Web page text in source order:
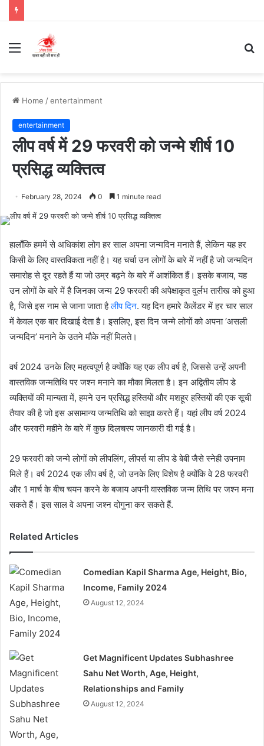
Menu
Home /entertainment
entertainment
लीप वर्ष में 29 फरवरी को जन्मे शीर्ष 10
प्रसिद्ध व्यक्तित्व
February 28, 2024 0 1 minute read
हालाँकि हममें से अधिकांश लोग हर साल अपना जन्मदिन मनाते हैं, लेकिन यह हर
किसी के लिए वास्तविकता नहीं है। यह चर्चा उन लोगों के बारे में नहीं है जो जन्मदिन
समारोह से दूर रहते हैं या जो उम्र बढ़ने के बारे में आशंकित हैं। इसके बजाय, यह
उन लोगों के बारे में है जिनका जन्म 29 फरवरी की अपेक्षाकृत दुर्लभ तारीख को हुआ
है, जिसे इस नाम से जाना जाता हैलीप दिन. यह दिन हमारे कैलेंडर में हर चार साल
में केवल एक बार दिखाई देता है। इसलिए, इस दिन जन्मे लोगों को अपना ‘असली
जन्मदिन’ मनाने के उतने मौके नहीं मिलते।
वर्ष 2024 उनके लिए महत्वपूर्ण है क्योंकि यह एक लीप वर्ष है, जिससे उन्हें अपनी
वास्तविक जन्मतिथि पर जश्न मनाने का मौका मिलता है। इन अद्वितीय लीप डे
व्यक्तियों की मान्यता में, हमने उन प्रसिद्ध हस्तियों और मशहूर हस्तियों की एक सूची
तैयार की है जो इस असामान्य जन्मतिथि को साझा करते हैं। यहां लीप वर्ष 2024
और फरवरी महीने के बारे में कुछ दिलचस्प जानकारी दी गई है।
29 फरवरी को जन्मे लोगों को लीपलिंग, लीपर्स या लीप डे बेबी जैसे स्नेही उपनाम
मिले हैं। वर्ष 2024 एक लीप वर्ष है, जो उनके लिए विशेष है क्योंकि वे 28 फरवरी
और 1 मार्च के बीच चयन करने के बजाय अपनी वास्तविक जन्म तिथि पर जश्न मना
सकते हैं। इस साल वे अपना जश्न दोगुना कर सकते हैं.
Related Articles
Comedian Kapil Sharma Age, Height, Bio,
Income, Family 2024
August 12, 2024
Get Magnificent Updates Subhashree
Sahu Net Worth, Age, Height,
Relationships and Family
August 12, 2024